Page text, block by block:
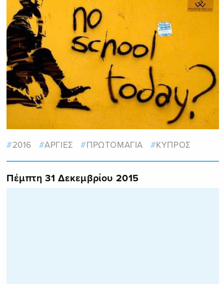
2016 ΑΡΓΙΕΣ ΠΡΩΤΟΜΑΓΙΑ ΚΥΠΡΟΣ
Πέμπτη 31 Δεκεμβρίου 2015